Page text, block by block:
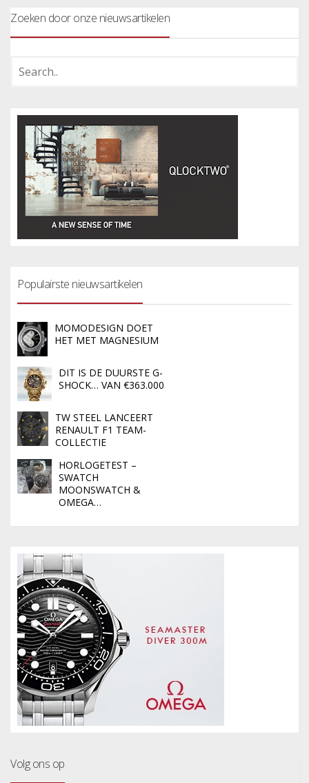
Zoeken door onze nieuwsartikelen
Populairste nieuwsartikelen
MOMODESIGN DOET
HET MET MAGNESIUM
DIT IS DE DUURSTE G-
SHOCK… VAN €363.000
TW STEEL LANCEERT
RENAULT F1 TEAM-
COLLECTIE
HORLOGETEST –
SWATCH
MOONSWATCH &
OMEGA…
Volg ons op